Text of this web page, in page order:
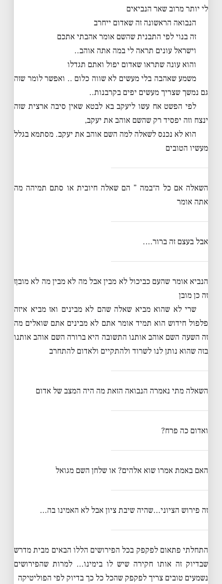
לי יותר מרוב שאר הנביאים
הנבואה הראשונה זה שאדום ייחרב
זה בנוי לפי התבנית שהשם אומר אהבתי אתכם
וישראל עונים תראה לי במה אתה אוהב..
והוא עונה שתראו שאדום יפול ואתם תגדלו
משמע שאהבה בלי מעשים לא שווה כלום .. ואפשר לומר שזה
גם נמשך שצריך מעשים יפים בקרבנות..
לפי הפשט אח עשו ליעקב בא לבטא שאין סיבה ארצית שזה
ינצח וזה יפסיד רק שהשם אוהב את יעקב,
הוא לא נכנס לשאלה למה השם אוהב את יעקב. מסתמא בגלל
מעשיו הטובים
השאלה אם כל ה״במה ” הם שאלה חיובית או סתם תמיהה מה
אתה אומר
אבל בעצם זה ברור….
הנביא אומר שהעם כביכול לא מבין אבל מה לא מבין מה לא מובןז
זה כן מובן
שרי לא שהוא מביא שאלה שהם לא מבינים ואז מביא איזה
פלפול חידוש הוא תמיד אומר אתם לא מבינים אתם שואלים מה
זה השעה השם אוהב אותנו התשובה היא ברורה השם אוהב אותנו
בזה שהוא נותן לנו לשרוד ולהתקיים ולאדום להתחרב
השאלה מתי נאמרה הנבואה הזאת מה היה המצב של אדום
ואדום כה פרח?
האם באמת אמרו שוא אלהים? או שלחן השם מגואל
זה פירוש הציוני…שהיה שיבת ציון אבל לא האמינו בה…
התחלתי פתאום לפקפק בכל הפירושים הללו הבאים מבית מדרש
שבדיוק זה אותו חקירה שיש לו בימינו… למרות שהפירושים
נשמעים טובים צריך לפקפק שהכל כל כך בדיוק לפי הפוליטיקה